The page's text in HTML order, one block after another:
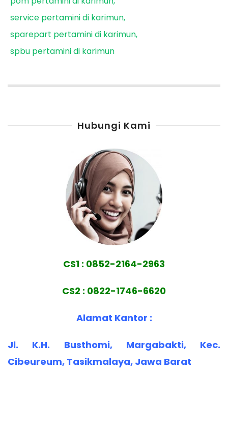
service pertamini di karimun
sparepart pertamini di karimun
spbu pertamini di karimun
Hubungi Kami
CS1 : 0852-2164-2963
CS2 : 0822-1746-6620
Alamat Kantor :
Jl. K.H. Busthomi, Margabakti, Kec.
Cibeureum, Tasikmalaya, Jawa Barat